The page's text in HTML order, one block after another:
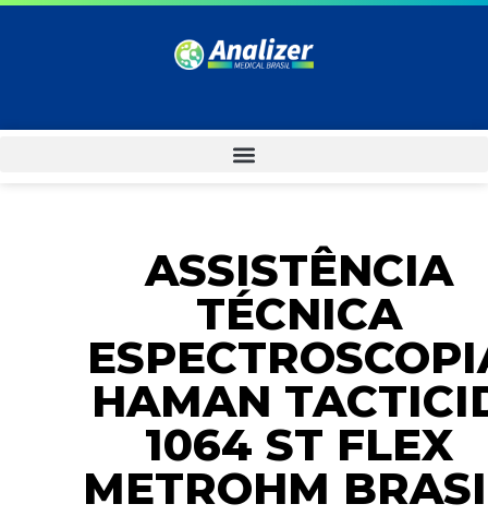
ASSISTÊNCIA
TÉCNICA
HAMAN
1064 ST FLEX
METROHM